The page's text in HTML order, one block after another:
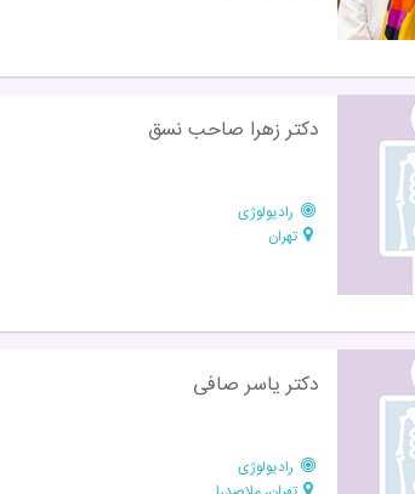
دکتر زهرا صاحب نسق
رادیولوژی
تهران
دکتر یاسر صافی
رادیولوژی